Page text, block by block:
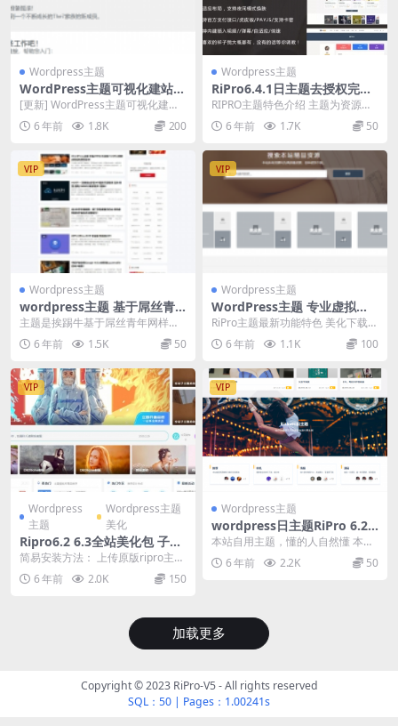
Wordpress主题
WordPress主题可视化建站T
he7最新版V8.7.1增加官方32
[更新] WordPress主题可视化建站T
he7最新版V8.7.1增加官方32...
6 年前 1.8K 200
Wordpress主题
RiPro6.4.1日主题去授权完美
破解版 WordPress主题
RIPRO主题特色介绍 主题为资源付
费类型 主要运营方向是会员余额中
性化 无需任...
6 年前 1.7K 50
VIP
Wordpress主题
wordpress主题 基于屌丝青
年网样式二次开发LIiu-One主
题
主题是挨踢牛基于屌丝青年网样式
二开美化的。 主题功能： 支持 IE8
+、Fire...
6 年前 1.5K 50
VIP
Wordpress主题
WordPress主题 专业虚拟资
源主题RiProv6.3.8 免授权无
限制版本已去除已知后门
RiPro主题最新功能特色 美化下载错
误提示 超出次数错误页面提示 修复
普通用户...
6 年前 1.1K 100
VIP
Wordpress
主题
Wordpress主题
美化
Ripro6.2 6.3全站美化包 子主
题美化后台功能二开版 演示就
是本站
简易安装方法： 上传原版ripro主题
到/wp-content/themes/目...
6 年前 2.0K 150
VIP
Wordpress主题
wordpress日主题RiPro 6.2
无授权完美运营版+后台全站
美化开关修复子主题
本站自用主题，懂的人自然懂 本站
统一解压密码：www.new114.cn &
nb...6 年前 2.2K 50
加载更多
Copyright © 2023 RiPro-V5- All rights reserved
SQL：50 | Pages：1.00241s